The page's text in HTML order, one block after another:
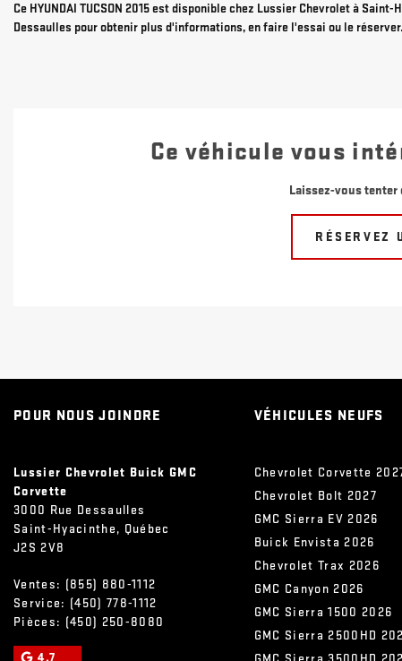
Ce HYUNDAI TUCSON 2015 est disponible chez Lussier Chevrolet à
Dessaulles pour obtenir plus d'informations, en faire l'essai ou le réserver.
Ce véhicule vous
Laissez-vous
RÉSERVEZ
POUR NOUS JOINDRE
Lussier Chevrolet Buick GMC
Corvette
3000 Rue Dessaulles
Saint-Hyacinthe, Québec
J2S 2V8
Ventes: (855) 880-1112
Service: (450) 778-1112
Pièces: (450) 250-8080
VÉHICULES NEUFS
Chevrolet Corvette
Chevrolet Bolt 2027
GMC Sierra EV 2026
Buick Envista 2026
Chevrolet Trax 2026
GMC Canyon 2026
GMC Sierra 1500 2026
GMC Sierra 2500HD